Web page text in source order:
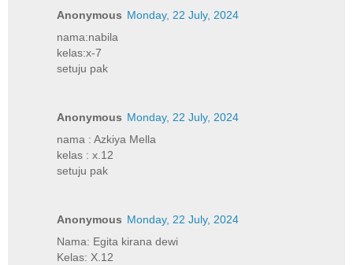
Anonymous Monday, 22 July, 2024
nama:nabila
kelas:x-7
setuju pak
Anonymous Monday, 22 July, 2024
nama : Azkiya Mella
kelas : x.12
setuju pak
Anonymous Monday, 22 July, 2024
Nama: Egita kirana dewi
Kelas: X.12